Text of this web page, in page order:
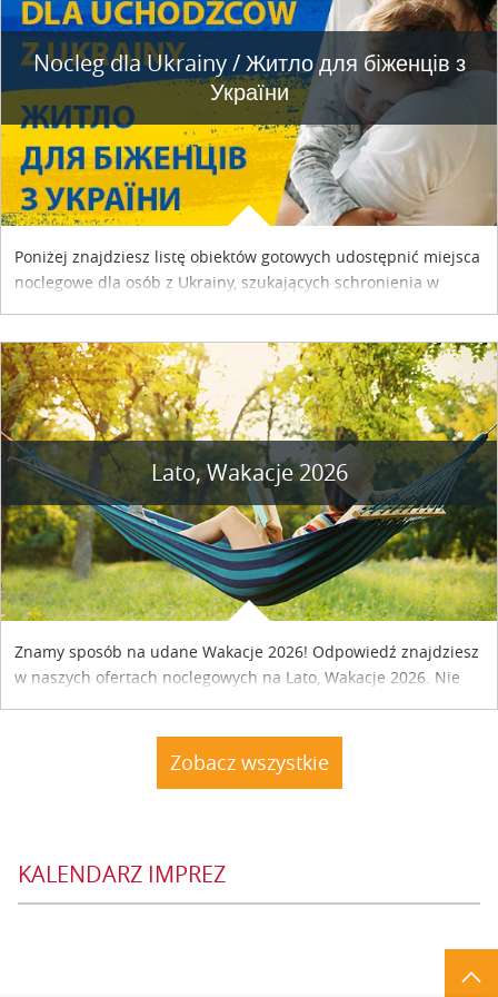
Nocleg dla Ukrainy / Житло для бiженцiв з
України
Poniżej znajdziesz listę obiektów gotowych udostępnić miejsca
noclegowe dla osób z Ukrainy, szukających schronienia w
Lato, Wakacje 2026
Znamy sposób na udane Wakacje 2026! Odpowiedź znajdziesz
w naszych ofertach noclegowych na Lato, Wakacje 2026. Nie
Zobacz wszystkie
KALENDARZ IMPREZ